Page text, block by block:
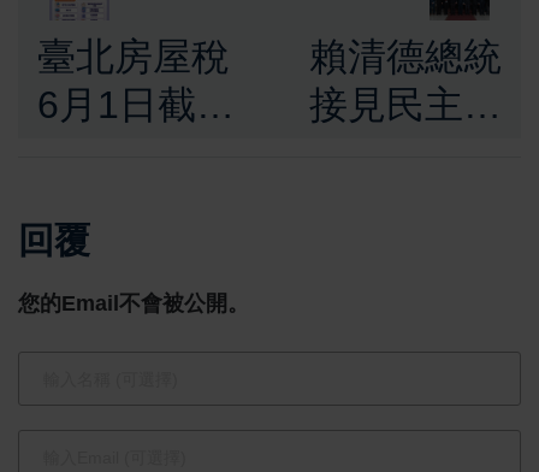
臺北房屋稅
6月1日截
期限至6月1
日止 稅捐
賴清德總統
接見民主合
回覆
您的Email不會被公開。